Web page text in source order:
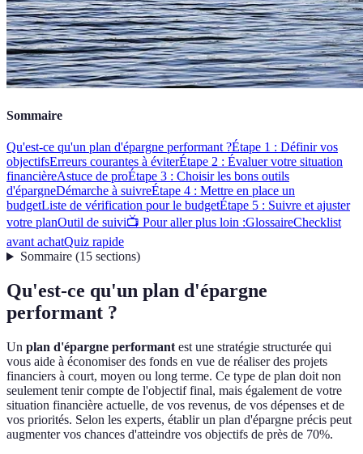
Sommaire
Qu'est-ce qu'un plan d'épargne performant ?Étape 1 : Définir vos
objectifsErreurs courantes à éviterÉtape 2 : Évaluer votre situation
financièreAstuce de proÉtape 3 : Choisir les bons outils
d'épargneDémarche à suivreÉtape 4 : Mettre en place un
budgetListe de vérification pour le budgetÉtape 5 : Suivre et ajuster
votre planOutil de suivi📺 Pour aller plus loin :GlossaireChecklist
avant achatQuiz rapide
Sommaire(15 sections)
Qu'est-ce qu'un plan d'épargne
performant ?
Un plan d'épargne performant est une stratégie structurée qui
vous aide à économiser des fonds en vue de réaliser des projets
financiers à court, moyen ou long terme. Ce type de plan doit non
seulement tenir compte de l'objectif final, mais également de votre
situation financière actuelle, de vos revenus, de vos dépenses et de
vos priorités. Selon les experts, établir un plan d'épargne précis peut
augmenter vos chances d'atteindre vos objectifs de près de 70%.